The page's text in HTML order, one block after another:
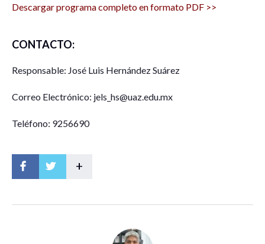
Descargar programa completo en formato PDF >>
CONTACTO:
Responsable: José Luis Hernández Suárez
Correo Electrónico: jels_hs@uaz.edu.mx
Teléfono: 9256690
+